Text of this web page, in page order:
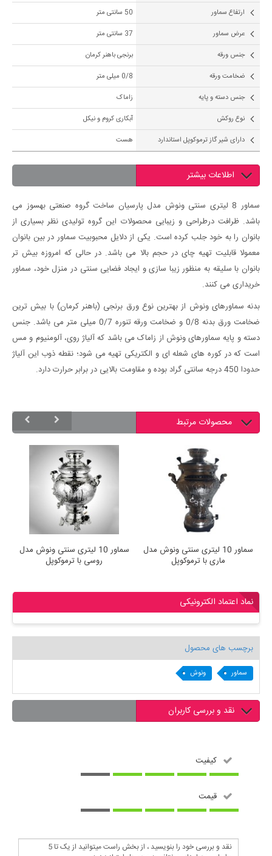
ارتفاع سماور
50 سانتی متر
عرض سماور
37 سانتی متر
جنس ورقه
برنجی باهنر کرمان
ضخامت ورقه
0/8 میلی متر
جنس دسته و پایه
زاماک
نوع روکش
آبکاری کروم و نیکل
دارای شیر گاز ترموکوپل استاندارد
هست
اطلاعات بیشتر
سماور 8 لیتری سنتی ونوش مدل پارسیان ساخت گروه صنعتی بهسوز می
باشد. ظرافت درطراحی و زیبایی محصولات این گروه تولیدی نظر بسیاری از
بانوان را به خود جلب کرده است. یکی از دلایل محبوبیت سماور در بین بانوان
معمولا قابلیت تهیه چای در حجم بالا می باشد. در حالی که امروزه بیش تر
بانوان با سلیقه به منظور زیبا سازی و ایجاد فضایی سنتی در منزل خود، سماور
خریداری می کنند.
بدنه سماورهای ونوش از بهترین نوع ورق برنجی (باهنر کرمان) با بیش ترین
ضخامت ورق بدنه 0/8 و ضخامت ورقه تنوره 0/7 میلی متر می باشد. جنس
دسته و پایه سماورهای ونوش از زاماک می باشد که آلیاژ روی، آلومنیوم و مس
است که در کوره های شعله ای و الکتریکی تهیه می شود؛ نقطه ذوب این آلیاژ
حدودا 450 درجه سانتی گراد بوده و مقاومت بالایی در برابر حرارت دارد.
محصولات مرتبط
سماور 10 لیتری سنتی
روسی با ترموکوپل
سماور 10 لیتری سنتی ونوش مدل
ماری با ترموکوپل
سنتی ونوش مدل
نماد اعتماد الکترونیکی
برچسب های محصول
سماور ونوش
نقد و بررسی کاربران
کیفیت
قیمت